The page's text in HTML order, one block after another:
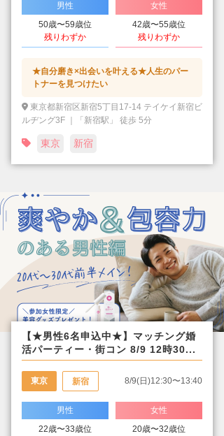
男性
50歳〜59歳位
残りわずか
女性
42歳〜55歳位
残りわずか
★自分磨き×出会いを叶える★人生のパー
トナーを見つけたい
東京都新宿区新宿5丁目17-14 テイケイ新宿ビ
ルヂング3F ｜「新宿駅」 徒歩 5分
東京 新宿
【★男性6名申込中★】マッチング婚
活パーティー・街コン 8/9 12時30...
東京 新宿 8/9(日)12:30〜13:40
男性
22歳〜33歳位
女性
20歳〜32歳位